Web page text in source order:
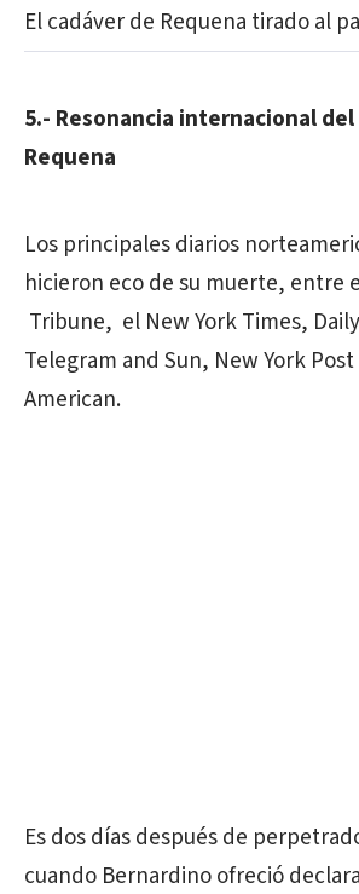
El cadáver de Requena tirado al
5.- Resonancia internacional
Requena
Los principales diarios
hicieron eco de su muerte, entre
Tribune, el New York Times,
Telegram and Sun, New York
American.
Es dos días después de
cuando Bernardino ofreció